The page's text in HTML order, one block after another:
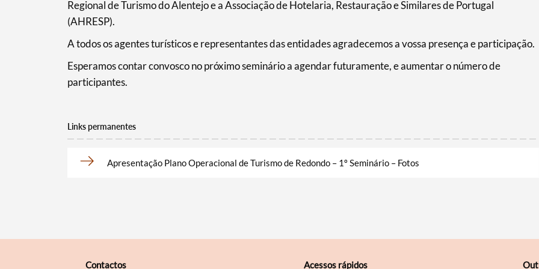
Regional de Turismo do Alentejo e a Associação de Hotelaria, Restauração e Similares de Portugal
(AHRESP).
A todos os agentes turísticos e representantes das entidades agradecemos a vossa presença e participação.
Esperamos contar convosco no próximo seminário a agendar futuramente, e aumentar o número de
participantes.
Links permanentes
Apresentação Plano Operacional de Turismo de Redondo – 1º Seminário – Fotos
Contactos Acessos rápidos